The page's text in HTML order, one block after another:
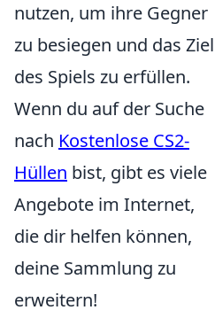
nutzen, um ihre Gegner
zu besiegen und das Ziel
des Spiels zu erfüllen.
Wenn du auf der Suche
nach Kostenlose CS2-
Hüllen bist, gibt es viele
Angebote im Internet,
die dir helfen können,
deine Sammlung zu
erweitern!